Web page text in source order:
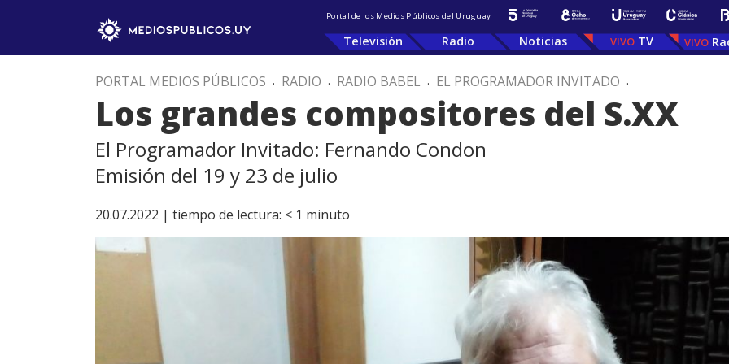
Portal de los Medios Públicos del Uruguay
Televisión Radio Noticias TV
PORTAL MEDIOS PÚBLICOS . RADIO . RADIO BABEL . EL PROGRAMADOR INVITADO .
Los grandes compositores del S.XX
El Programador Invitado: Fernando Condon
Emisión del 19 y 23 de julio
20.07.2022 | tiempo de lectura: < 1 minuto